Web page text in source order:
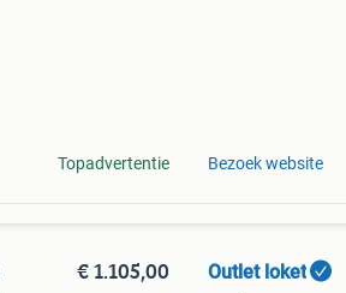
Topadvertentie Bezoek website
€ 1.105,00 Outlet loket